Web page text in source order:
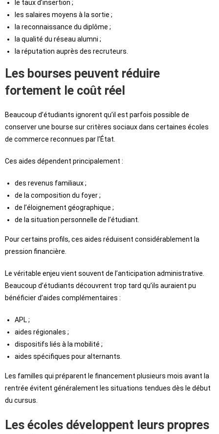
le taux d’insertion ;
les salaires moyens à la sortie ;
la reconnaissance du diplôme ;
la qualité du réseau alumni ;
la réputation auprès des recruteurs.
Les bourses peuvent réduire
fortement le coût réel
Beaucoup d’étudiants ignorent qu’il est parfois possible de
conserver une bourse sur critères sociaux dans certaines écoles
de commerce reconnues par l’État.
Ces aides dépendent principalement :
des revenus familiaux ;
de la composition du foyer ;
de l’éloignement géographique ;
de la situation personnelle de l’étudiant.
Pour certains profils, ces aides réduisent considérablement la
pression financière.
Le véritable enjeu vient souvent de l’anticipation administrative.
Beaucoup d’étudiants découvrent trop tard qu’ils auraient pu
bénéficier d’aides complémentaires :
APL ;
aides régionales ;
dispositifs liés à la mobilité ;
aides spécifiques pour alternants.
Les familles qui préparent le financement plusieurs mois avant la
rentrée évitent généralement les situations tendues dès le début
du cursus.
Les écoles développent leurs propres